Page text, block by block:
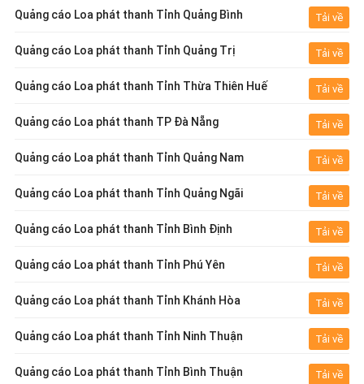
Quảng cáo Loa phát thanh Tỉnh Quảng Bình Tải về
Quảng cáo Loa phát thanh Tỉnh Quảng Trị Tải về
Quảng cáo Loa phát thanh Tỉnh Thừa Thiên Huế Tải về
Quảng cáo Loa phát thanh TP Đà Nẵng Tải về
Quảng cáo Loa phát thanh Tỉnh Quảng Nam Tải về
Quảng cáo Loa phát thanh Tỉnh Quảng Ngãi Tải về
Quảng cáo Loa phát thanh Tỉnh Bình Định Tải về
Quảng cáo Loa phát thanh Tỉnh Phú Yên Tải về
Quảng cáo Loa phát thanh Tỉnh Khánh Hòa Tải về
Quảng cáo Loa phát thanh Tỉnh Ninh Thuận Tải về
Quảng cáo Loa phát thanh Tỉnh Bình Thuận Tải về